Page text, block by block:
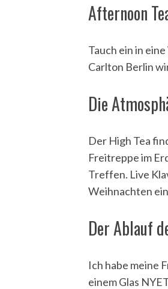
Afternoon
Tauch ein in
Carlton Berlin
Die
Der High Tea
Freitreppe im
Treffen. Live
Weihnachten
Der Ablauf
Ich habe meine
einem Glas